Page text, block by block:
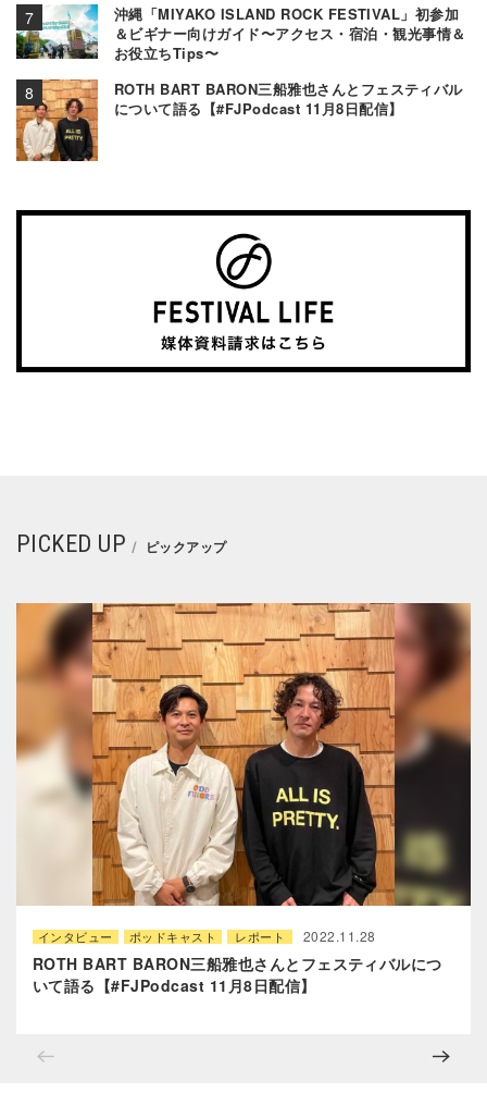
沖縄「MIYAKO ISLAND ROCK FESTIVAL」初参加
＆ビギナー向けガイド〜アクセス・宿泊・観光事情＆
お役立ちTips〜
ROTH BART BARON三船雅也さんとフェスティバル
について語る【#FJPodcast 11月8日配信】
PICKED UP ピックアップ
インタビュー ポッドキャスト レポート 2022.11.28
ROTH BART BARON三船雅也さんとフェスティバルにつ
いて語る【#FJPodcast 11月8日配信】